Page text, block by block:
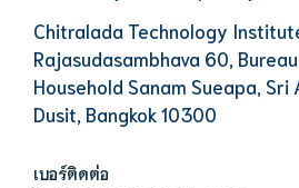
Chitralada Technology
Rajasudasambhava 60,
Household Sanam Sueapa, Sri
Dusit, Bangkok 10300
เบอร์ติดต่อ